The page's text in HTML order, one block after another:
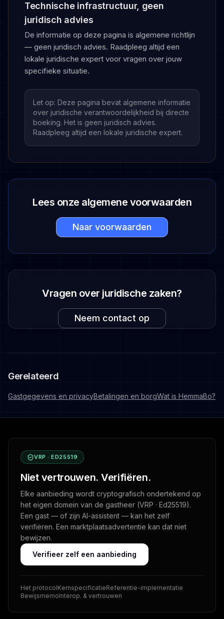
Technische infrastructuur, geen
juridisch advies
De informatie op deze pagina is algemene richtlijn
— geen juridisch advies. Raadpleeg altijd een
lokale juridische expert voor vragen over jouw
specifieke situatie.
Let op: Deze pagina bevat algemene informatie
over juridische verantwoordelijkheid bij directe
boeking. Het is geen juridisch advies.
Raadpleeg altijd een lokale juridische expert.
Lees onze algemene voorwaarden
Naar voorwaarden
Vragen over juridische zaken?
Neem contact op
Gerelateerd
Gastgegevens en privacyBetalingen en borgWat is HemmaBo?
VRP · ED25519
Niet vertrouwen. Verifiëren.
Elke aanbieding wordt cryptografisch ondertekend op
het eigen domein van de gastheer (VRP · Ed25519).
Een gast — of zijn AI-assistent — kan het zelf
verifiëren. Een marktplaatsadvertentie kan dat niet
bewijzen.
Verifieer zelf een aanbieding
Het protocolKernspecificatieReferentie-implementatie
BewijsmemoInterop. & vertrouwen